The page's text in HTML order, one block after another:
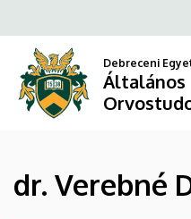
Verebné
Dr.
Takács
Lili
a
tartalomra
Debreceni
Általános
dr. Verebné